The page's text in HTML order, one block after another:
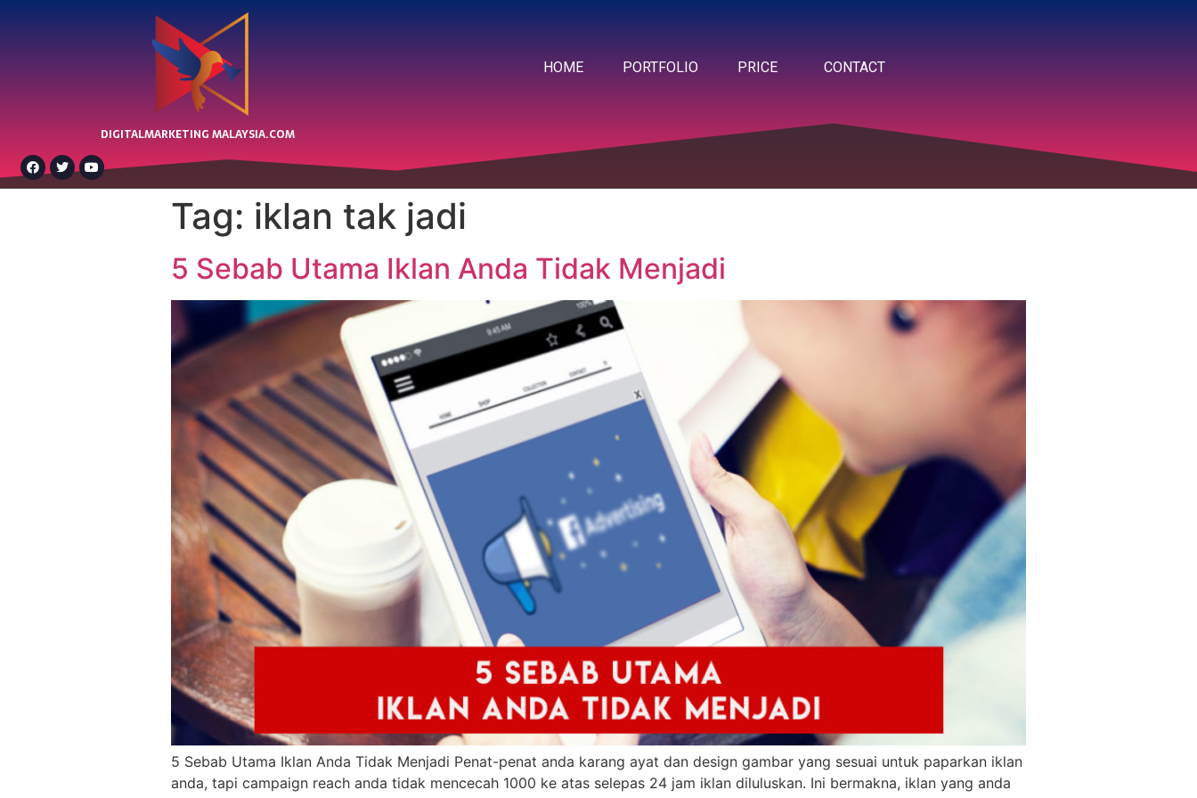
DIGITALMARKETING MALAYSIA.COM
HOME PORTFOLIO PRICE CONTACT
Tag: iklan tak jadi
5 Sebab Utama Iklan Anda Tidak Menjadi
5 Sebab Utama Iklan Anda Tidak Menjadi Penat-penat anda karang ayat dan design gambar yang sesuai untuk paparkan iklan
anda, tapi campaign reach anda tidak mencecah 1000 ke atas selepas 24 jam iklan diluluskan. Ini bermakna, iklan yang anda